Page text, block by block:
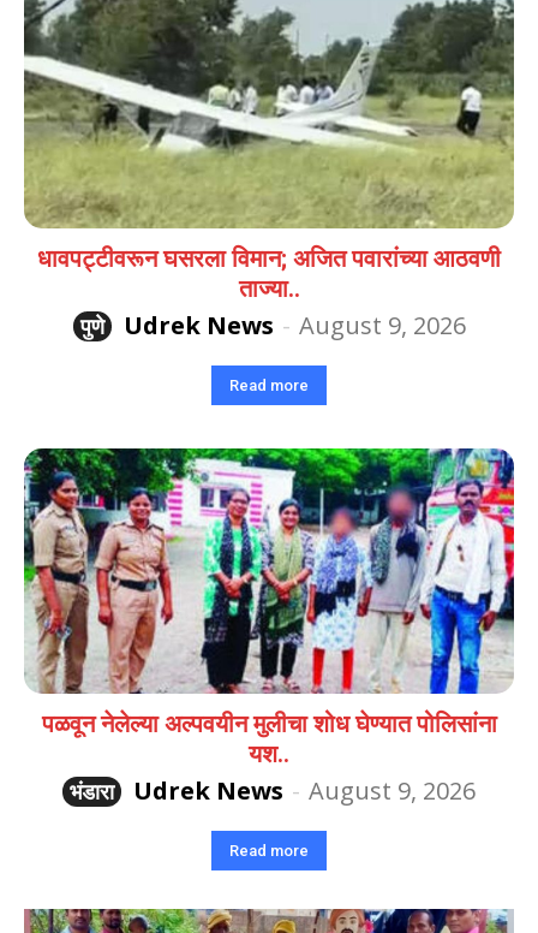
धावपट्टीवरून घसरला विमान; अजित पवारांच्या आठवणी
ताज्या..
पुणे
Udrek News - August 9, 2026
Read more
पळवून नेलेल्या अल्पवयीन मुलीचा शोध घेण्यात पोलिसांना
यश..
भंडारा
Udrek News - August 9, 2026
Read more